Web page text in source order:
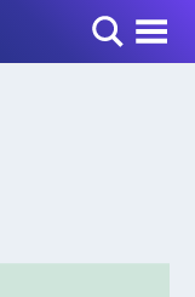
Toggle Menu